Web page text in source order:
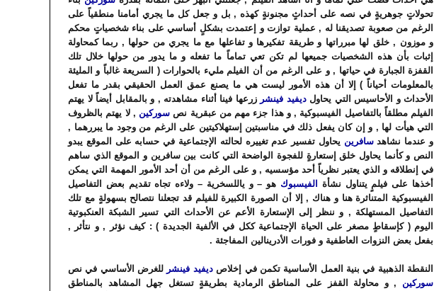
تحولاتٍ جوهريةٍ في نصه على أحداثٍ مجنونةٍ كهذه , بل و جعل كل ما يجري أمامنا منطقياً على
الرغم من صعوبة تصديقنا له , عملية توازت و إعتمدت بشكلٍ أساسي على بناء شخصياتٍ محكم
و موزون , خلق لها مبرراتها و طريقة تفكيرها و تفاعلها مع ما يجري من حولها , ربما كمحاولة
إثبات بأن هذه الشخصيات جميعها لم تكن تعي تماماً ما تفعله و ما يدور من حولها خلال تلك
القفزة الجبارة في حياتها , و على الرغم من أن الفيلم مليء بالحوارات ( السريعة غالباً و المليئة
بالمعلومات أحياناً ) إلا أن هذه الأمور ليست هي ما يصنع عمق العمل الحقيقي بقدر ما تفعل
الأحداث و الأحاسيس التي يحاولديفيد فينشر زرعها فينا أثناء مشاهدته , و بالمقابل أيضاً لا يهتم
الفيلم مطلقاً بالتفاصيل الفيسبوكية , و هذا جزء مهم من عبقرية نص سوركين , لا يهتم بالظروف
التي هيأت لها , و إن كان يفعل ذلك في مناسبتين إستهلاكيتين على الرغم من وجود ما يبررهما ,
و عندما نشاهدسافرين يحاول تفسير عدم تغييره لحالته الإجتماعية في حسابه على الموقع يبدو
النص و كأنما يحاول خلق إستعارةٍ للفجوة الواضحة التي كانت بين سافرين و الموقع الذي ساهم
في إنطلاقه و الذي يعتبر نظرياً أحد مؤسسيه , و على الرغم من أن أحد الأمور المهمة التي يمكن
أخذها على فيلمٍ يتناول نشأة
الفيسبوك هو – و ياللسخرية – ولاءه تجاه تقديم بعض التفاصيل
الفيسبوكية المتناثرة هنا و هناك , إلا أن الصورة الكبيرة للفيلم قد تجعلنا نتصالح بسهولةٍ مع تلك
التفاصيل المستهلكة , و ننظر إلى الإستعارة الأعم عن الأحداث التي تسير الشبكة العنكبوتية
اليوم ( كإسقاطٍ مصغر على الحياة الإجتماعية ككل في الألفية الجديدة ) : كيف نؤثر , و نتأثر ,
بفعل بعض النزوات العاطفية و فورات الأدرينالين المفاجئة .
النقطة الذهبية في بنية العمل الأساسية تكمن في إخلاصديفيد فينشر للغرض الأساسي في نص
سوركين , و محاولة القفز على المناطق الرمادية بطريقةٍ تستغل جهل المشاهد بالمناطق